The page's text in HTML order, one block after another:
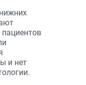
и нет